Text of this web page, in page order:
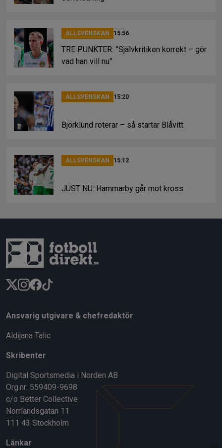
ALLSVENSKAN 15:56
TRE PUNKTER: ”Självkritiken korrekt – gör
vad han vill nu”
ALLSVENSKAN 15:20
Björklund roterar – så startar Blåvitt
ALLSVENSKAN 15:12
JUST NU: Hammarby går mot kross
Ansvarig utgivare & chefredaktör
Aldijana Talic
Skribenter
Digital Sportsmedia i Norden AB
Org.nr: 559409-9698
c/o Better Collective
Norrlandsgatan 11
111 43 Stockholm
Länkar